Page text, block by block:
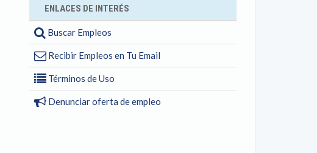
ENLACES DE INTERÉS
Buscar Empleos
Recibir Empleos en Tu Email
Términos de Uso
Denunciar oferta de empleo